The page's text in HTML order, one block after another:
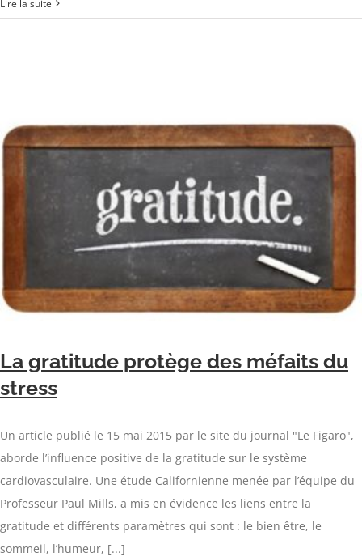
Lire la suite
La gratitude protège des méfaits du
stress
Un article publié le 15 mai 2015 par le site du journal "Le Figaro",
aborde l’influence positive de la gratitude sur le système
cardiovasculaire. Une étude Californienne menée par l’équipe du
Professeur Paul Mills, a mis en évidence les liens entre la
gratitude et différents paramètres qui sont : le bien être, le
sommeil, l’humeur, [...]